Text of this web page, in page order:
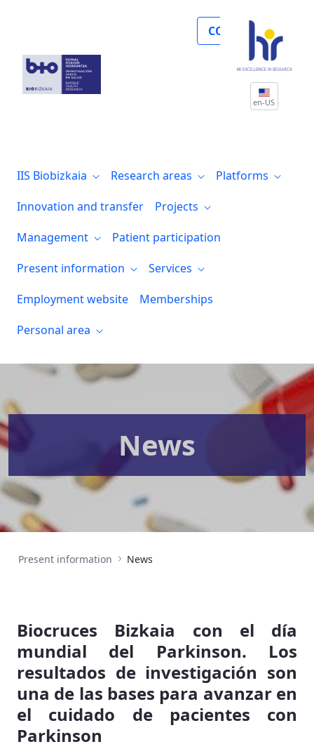
COLLABORATE
en-US
IIS Biobizkaia Research areas
Platforms
Innovation and transfer
Projects
Management
Patient participation
Present information
Services
Employment website
Memberships
Personal area
News
Present information News
Biocruces Bizkaia con el día
mundial del Parkinson. Los
resultados de investigación son
una de las bases para avanzar en
el cuidado de pacientes con
Parkinson